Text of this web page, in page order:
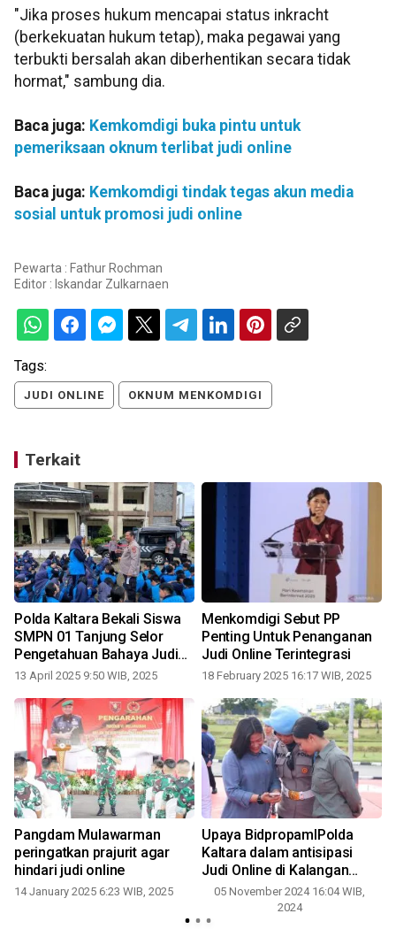
"Jika proses hukum mencapai status inkracht
(berkekuatan hukum tetap), maka pegawai yang
terbukti bersalah akan diberhentikan secara tidak
hormat," sambung dia.
Baca juga: Kemkomdigi buka pintu untuk
pemeriksaan oknum terlibat judi online
Baca juga: Kemkomdigi tindak tegas akun media
sosial untuk promosi judi online
Pewarta : Fathur Rochman
Editor : Iskandar Zulkarnaen
Tags:
JUDI ONLINE OKNUM MENKOMDIGI
Terkait
Polda Kaltara Bekali Siswa
SMPN 01 Tanjung Selor
Pengetahuan Bahaya Judi
Online
13 April 2025 9:50 WIB, 2025
Menkomdigi Sebut PP
Penting Untuk Penanganan
Judi Online Terintegrasi
18 February 2025 16:17 WIB, 2025
Pangdam Mulawarman
peringatkan prajurit agar
hindari judi online
14 January 2025 6:23 WIB, 2025
Upaya BidpropamlPolda
Kaltara dalam antisipasi
Judi Online di Kalangan
Personel
05 November 2024 16:04 WIB,
2024